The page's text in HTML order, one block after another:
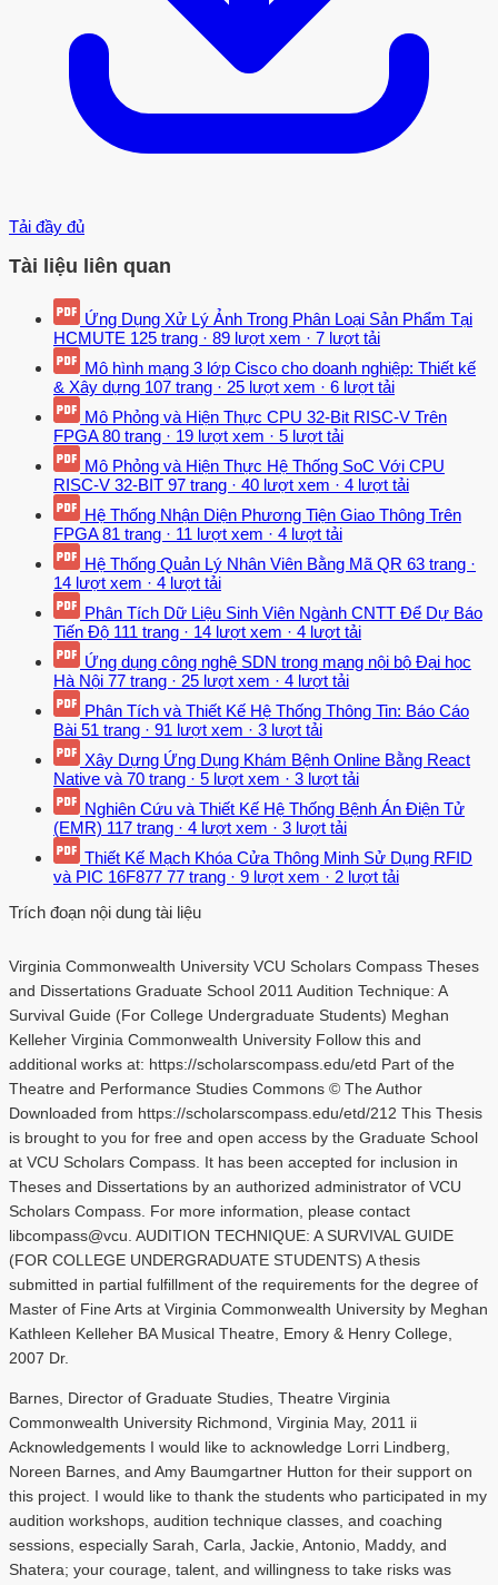
Tải đầy đủ
Tài liệu liên quan
Ứng Dụng Xử Lý Ảnh Trong Phân Loại Sản Phẩm Tại
HCMUTE 125 trang · 89 lượt xem · 7 lượt tải
Mô hình mạng 3 lớp Cisco cho doanh nghiệp: Thiết kế
& Xây dựng 107 trang · 25 lượt xem · 6 lượt tải
Mô Phỏng và Hiện Thực CPU 32-Bit RISC-V Trên
FPGA 80 trang · 19 lượt xem · 5 lượt tải
Mô Phỏng và Hiện Thực Hệ Thống SoC Với CPU
RISC-V 32-BIT 97 trang · 40 lượt xem · 4 lượt tải
Hệ Thống Nhận Diện Phương Tiện Giao Thông Trên
FPGA 81 trang · 11 lượt xem · 4 lượt tải
Hệ Thống Quản Lý Nhân Viên Bằng Mã QR 63 trang ·
14 lượt xem · 4 lượt tải
Phân Tích Dữ Liệu Sinh Viên Ngành CNTT Để Dự Báo
Tiến Độ 111 trang · 14 lượt xem · 4 lượt tải
Ứng dụng công nghệ SDN trong mạng nội bộ Đại học
Hà Nội 77 trang · 25 lượt xem · 4 lượt tải
Phân Tích và Thiết Kế Hệ Thống Thông Tin: Báo Cáo
Bài 51 trang · 91 lượt xem · 3 lượt tải
Xây Dựng Ứng Dụng Khám Bệnh Online Bằng React
Native và 70 trang · 5 lượt xem · 3 lượt tải
Nghiên Cứu và Thiết Kế Hệ Thống Bệnh Án Điện Tử
(EMR) 117 trang · 4 lượt xem · 3 lượt tải
Thiết Kế Mạch Khóa Cửa Thông Minh Sử Dụng RFID
và PIC 16F877 77 trang · 9 lượt xem · 2 lượt tải
Trích đoạn nội dung tài liệu
Virginia Commonwealth University VCU Scholars Compass Theses
and Dissertations Graduate School 2011 Audition Technique: A
Survival Guide (For College Undergraduate Students) Meghan
Kelleher Virginia Commonwealth University Follow this and
additional works at: https://scholarscompass.edu/etd Part of the
Theatre and Performance Studies Commons © The Author
Downloaded from https://scholarscompass.edu/etd/212 This Thesis
is brought to you for free and open access by the Graduate School
at VCU Scholars Compass. It has been accepted for inclusion in
Theses and Dissertations by an authorized administrator of VCU
Scholars Compass. For more information, please contact
libcompass@vcu. AUDITION TECHNIQUE: A SURVIVAL GUIDE
(FOR COLLEGE UNDERGRADUATE STUDENTS) A thesis
submitted in partial fulfillment of the requirements for the degree of
Master of Fine Arts at Virginia Commonwealth University by Meghan
Kathleen Kelleher BA Musical Theatre, Emory & Henry College,
2007 Dr.
Barnes, Director of Graduate Studies, Theatre Virginia
Commonwealth University Richmond, Virginia May, 2011 ii
Acknowledgements I would like to acknowledge Lorri Lindberg,
Noreen Barnes, and Amy Baumgartner Hutton for their support on
this project. I would like to thank the students who participated in my
audition workshops, audition technique classes, and coaching
sessions, especially Sarah, Carla, Jackie, Antonio, Maddy, and
Shatera; your courage, talent, and willingness to take risks was